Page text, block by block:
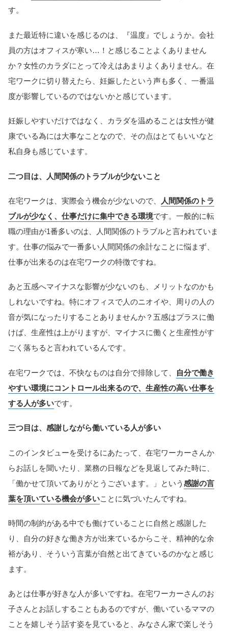
す。
また最近特に違いを感じるのは、『温度』でしょうか。会社
員の方はオフィスが寒い…！と感じることよくありません
か？女性のカラダにとって冷えはあまりよくありません。在
宅ワークに切り替えたら、妊娠したという声も多く、一番温
度が影響しているのではないかと感じています。
妊娠しやすいだけではなく、カラダを温めることは女性が健
康でいる為には大事なことなので、その点はとてもいいなと
私自身も感じています。
二つ目は、人間関係のトラブルが少ないこと
在宅ワークは、実際会う機会が少ないので、
人間関係のトラ
ブルが少なく、仕事だけに集中できる環境です。一般的に転
職の理由が1番多いのは、人間関係のトラブルと言われていま
す。仕事の悩みで一番多い人間関係の余計なことに悩まず、
仕事が出来るのは在宅ワークの特徴ですね。
あと五感へマイナスな影響が少ないのも、メリットなのかも
しれないですね。特にオフィスで人のニオイや、周りの人の
音が気になったりすることありませんか？五感はプラスに働
けば、生産性は上がりますが、マイナスに働くと生産性がす
ごく落ちると言われているんです。
在宅ワークでは、不快なものは自分で排除して、
自分で働き
やすい環境にコントロール出来るので、生産性の高い仕事を
する人が多いです。
三つ目は、感謝しながら働いている人が多い
このインタビューを受けるにあたって、在宅ワーカーさんか
らお話しを聞いたり、業務の日報などを見返してみた時に、
「働かせて頂いてありがとうございます。」という 感謝の言
葉を頂いている機会が多いことに気づいたんですね。
時間の制約がある中でも働けていることに自然と感謝した
り、自分の好きな働き方が出来ているからこそ、精神的な余
裕があり、そういう言葉が自然と出てきているのかなと感じ
ます。
あとは仕事が好きな人が多いですね。在宅ワーカーさんのお
子さんとお話しすることもあるのですが、働いているママの
ことを嬉しそう話す姿を見ていると、みなさん家で楽しそう